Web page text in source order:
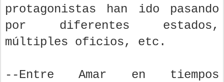
protagonistas han ido pasando
por diferentes estados,
múltiples oficios, etc.
--Entre Amar en tiempos